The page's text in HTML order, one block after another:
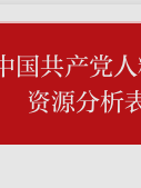
国共产党
资源分析